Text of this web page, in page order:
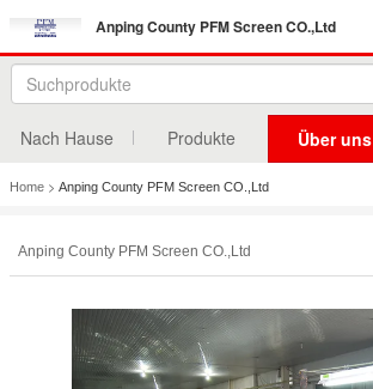
Anping County PFM Screen CO.,Ltd
Nach Hause Produkte Über uns
Home > Anping County PFM Screen CO.,Ltd
Anping County PFM Screen CO.,Ltd